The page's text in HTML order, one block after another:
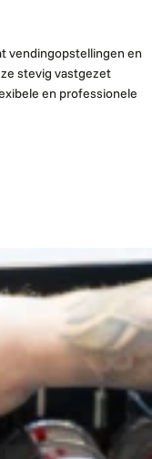
vendingopstellingen en
stevig vastgezet
en professionele